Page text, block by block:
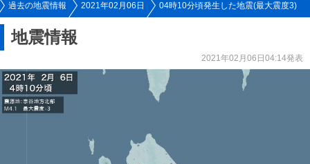
過去の地震情報 2021年02月06日 04時10分頃発生した地震(最大震度3)
地震情報
2021年02月06日04:14発表